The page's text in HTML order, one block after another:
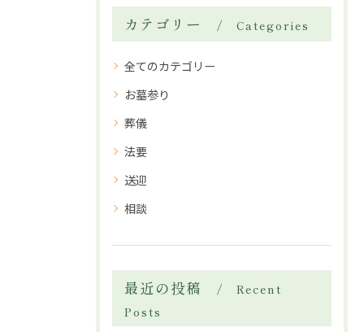
カテゴリー Categories
全てのカテゴリー
お墓参り
葬儀
法要
送迎
相談
最近の投稿
Recent
Posts